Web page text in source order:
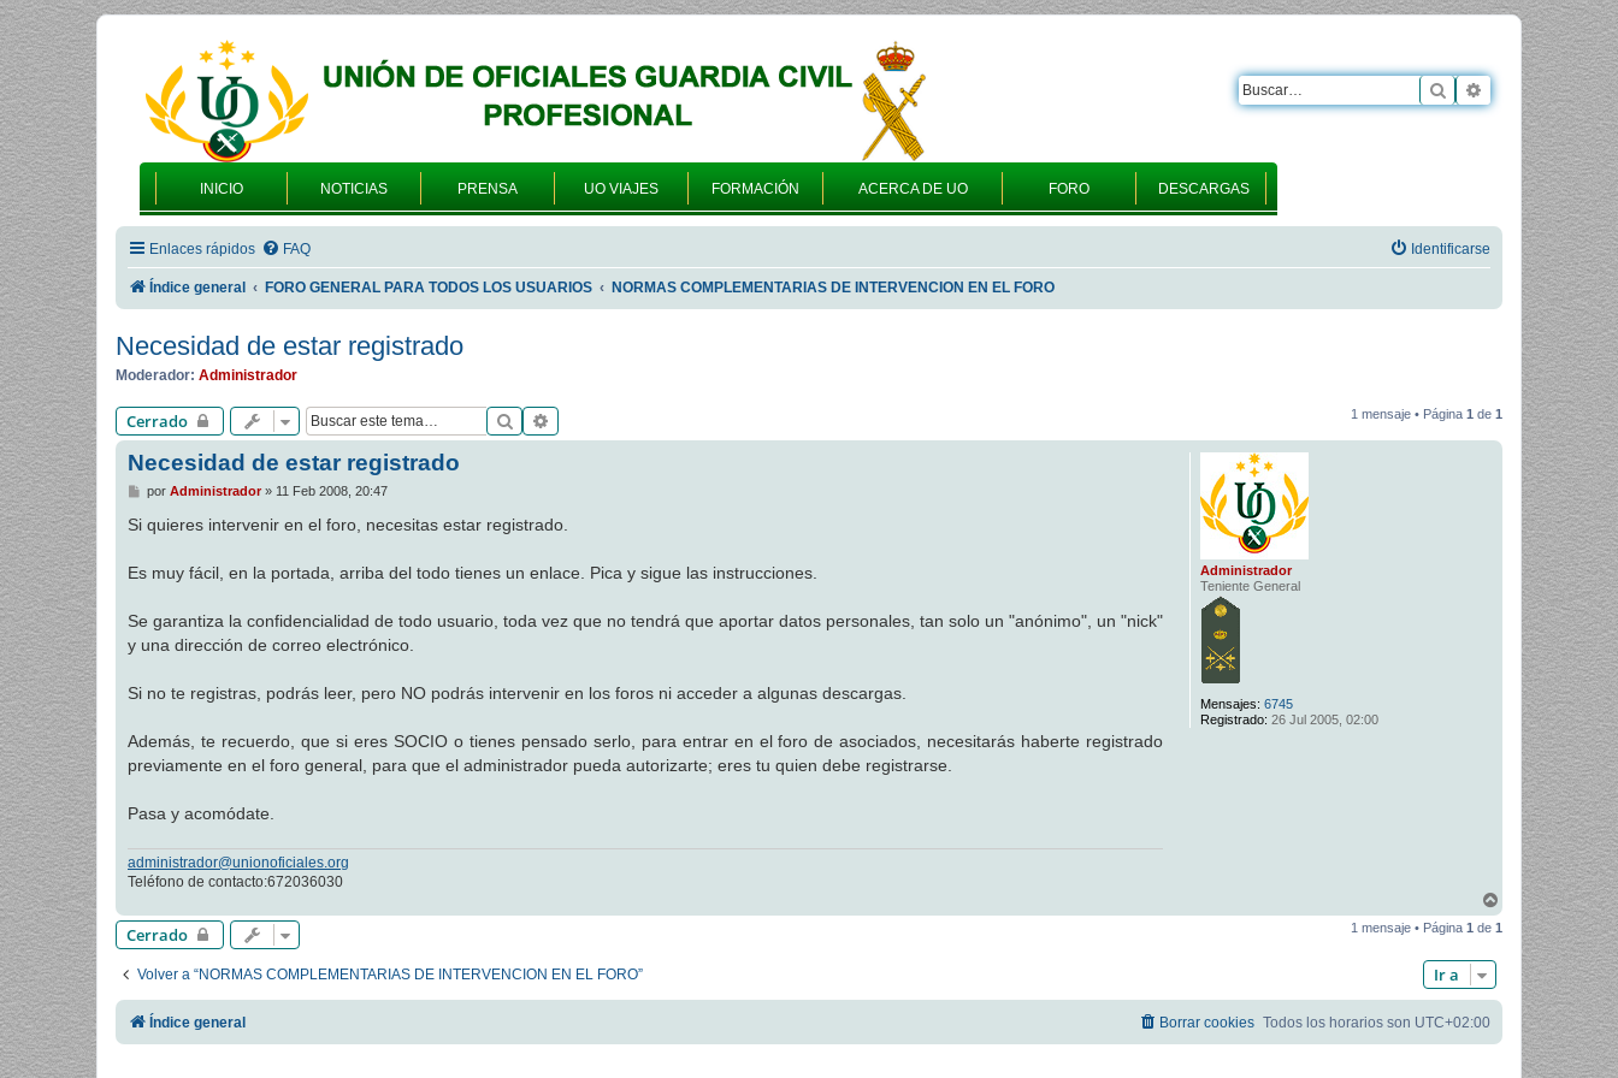
INICIO NOTICIAS PRENSA UO VIAJES FORMACIÓN ACERCA DE UO FORO DESCARGAS
Buscar Búsqueda
Enlaces rápidos FAQ Identificarse
Índice general FORO GENERAL PARA TODOS LOS USUARIOS NORMAS COMPLEMENTARIAS DE INTERVENCION EN EL FORO
Necesidad de estar registrado
Moderador: Administrador
Cerrado Buscar 1 mensaje • Página 1 de 1
Administrador
Teniente General
Mensajes: 6745
Registrado: 26 Jul 2005, 02:00
Necesidad de estar registrado
M
n
j
e
por Administrador» 11 Feb 2008, 20:47
Si quieres intervenir en el foro, necesitas estar registrado.
Es muy fácil, en la portada, arriba del todo tienes un enlace. Pica y sigue las instrucciones.
Se garantiza la confidencialidad de todo usuario, toda vez que no tendrá que aportar datos personales, tan solo un "anónimo", un "nick"
y una dirección de correo electrónico.
Si no te registras, podrás leer, pero NO podrás intervenir en los foros ni acceder a algunas descargas.
Además, te recuerdo, que si eres SOCIO o tienes pensado serlo, para entrar en el foro de asociados, necesitarás haberte registrado
previamente en el foro general, para que el administrador pueda autorizarte; eres tu quien debe registrarse.
Pasa y acomódate.
administrador@unionoficiales.org
Teléfono de contacto:672036030
r
r
Cerrado 1 mensaje • Página 1 de 1
Volver a “NORMAS COMPLEMENTARIAS DE INTERVENCION EN EL FORO” Ir a
Índice general Todos los horarios son UTC+02:00
Borrar cookies